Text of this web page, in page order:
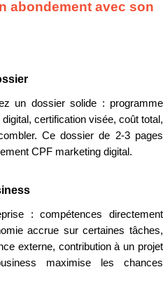
abondement avec son
un dossier solide : programme
certification visée, coût total,
Ce dossier de 2-3 pages
CPF marketing digital.
: compétences directement
accrue sur certaines tâches,
externe, contribution à un projet
maximise les chances